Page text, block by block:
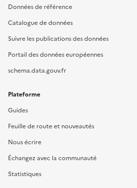
Données de référence
Catalogue de données
Suivre les publications des données
Portail des données européennes
schema.data.gouv.fr
Plateforme
Guides
Feuille de route et nouveautés
Nous écrire
Échangez avec la communauté
Statistiques